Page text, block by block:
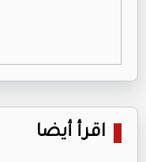
اقرأ أيضا